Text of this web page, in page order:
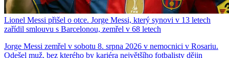
Lionel Messi přišel o otce. Jorge Messi, který synovi v 13 letech
zařídil smlouvu s Barcelonou, zemřel v 68 letech
Jorge Messi zemřel v sobotu 8. srpna 2026 v nemocnici v Rosariu.
Odešel muž, bez kterého by kariéra největšího fotbalisty dějin